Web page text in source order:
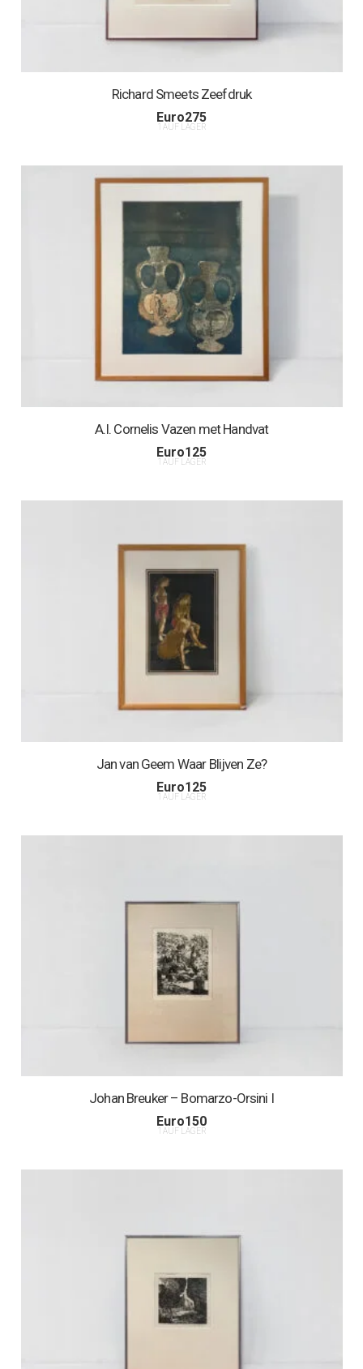
Richard Smeets Zeefdruk
Euro275
1 AUF LAGER
A.I. Cornelis Vazen met Handvat
Euro125
1 AUF LAGER
Jan van Geem Waar Blijven Ze?
Euro125
1 AUF LAGER
Johan Breuker – Bomarzo-Orsini I
Euro150
1 AUF LAGER